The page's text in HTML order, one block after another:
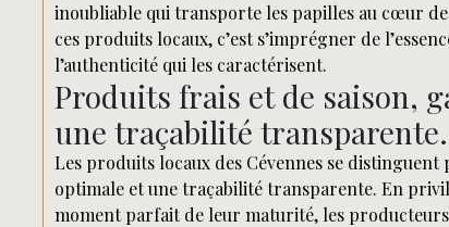
inoubliable qui transporte les papilles au cœur
ces produits locaux, c’est s’imprégner de
l’authenticité qui les caractérisent.
Produits frais et de saison,
une traçabilité transparente.
Les produits locaux des Cévennes se
optimale et une traçabilité transparente. En
moment parfait de leur maturité, les